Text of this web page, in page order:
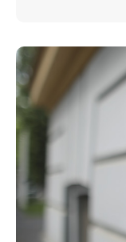
Adaugă
textul
textul